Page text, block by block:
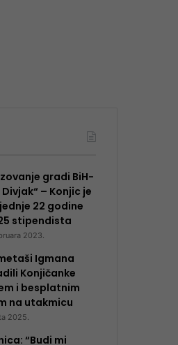
gradi BiH-
– Konjic je
22 godine
​​stipendista
2023.
Igmana
Konjičanke
i besplatnim
na utakmicu
2025.
“Budi mi